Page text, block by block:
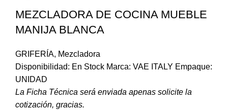
MEZCLADORA DE COCINA MUEBLE
MANIJA BLANCA
GRIFERÍA, Mezcladora
Disponibilidad: En Stock Marca: VAE ITALY Empaque:
UNIDAD
La Ficha Técnica será enviada apenas solicite la
cotización, gracias.